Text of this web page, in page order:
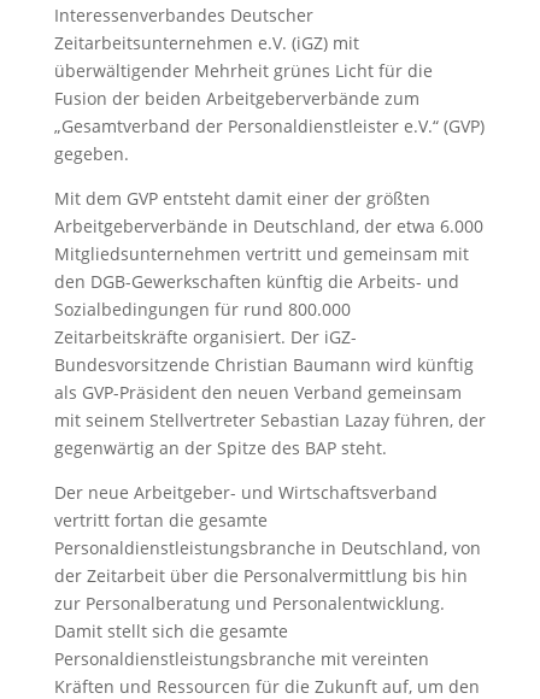
Interessenverbandes Deutscher
Zeitarbeitsunternehmen e.V. (iGZ) mit
überwältigender Mehrheit grünes Licht für die
Fusion der beiden Arbeitgeberverbände zum
„Gesamtverband der Personaldienstleister e.V.“ (GVP)
gegeben.
Mit dem GVP entsteht damit einer der größten
Arbeitgeberverbände in Deutschland, der etwa 6.000
Mitgliedsunternehmen vertritt und gemeinsam mit
den DGB-Gewerkschaften künftig die Arbeits- und
Sozialbedingungen für rund 800.000
Zeitarbeitskräfte organisiert. Der iGZ-
Bundesvorsitzende Christian Baumann wird künftig
als GVP-Präsident den neuen Verband gemeinsam
mit seinem Stellvertreter Sebastian Lazay führen, der
gegenwärtig an der Spitze des BAP steht.
Der neue Arbeitgeber- und Wirtschaftsverband
vertritt fortan die gesamte
Personaldienstleistungsbranche in Deutschland, von
der Zeitarbeit über die Personalvermittlung bis hin
zur Personalberatung und Personalentwicklung.
Damit stellt sich die gesamte
Personaldienstleistungsbranche mit vereinten
Kräften und Ressourcen für die Zukunft auf, um den